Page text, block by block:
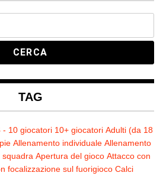
TAG
- 10 giocatori 10+ giocatori Adulti (da 18
Allenamento individuale Allenamento
squadra Apertura del gioco Attacco con
focalizzazione sul fuorigioco Calci